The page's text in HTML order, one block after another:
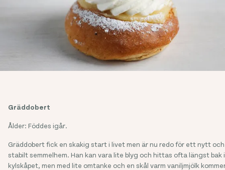
Gräddobert
Ålder: Föddes igår.
Gräddobert fick en skakig start i livet men är nu redo för ett nytt och
stabilt semmelhem. Han kan vara lite blyg och hittas ofta längst bak i
kylskåpet, men med lite omtanke och en skål varm vaniljmjölk